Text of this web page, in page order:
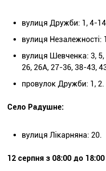
вулиця Дружби: 1, 4-
вулиця Незалежності:
вулиця Шевченка: 3,
26, 26А, 27-36, 38-43,
провулок Дружби: 1, 2.
Село Радушне:
вулиця Лікарняна: 20.
12 серпня з 08:00 до